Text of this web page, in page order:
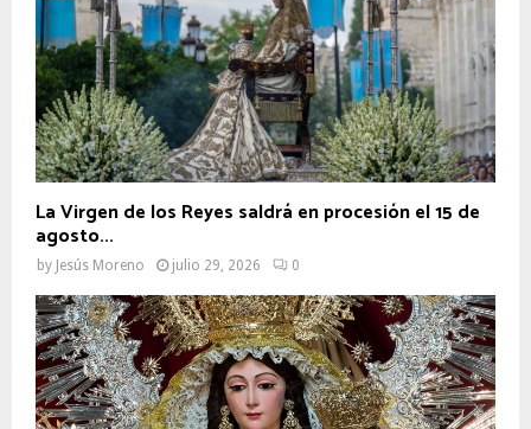
La Virgen de los Reyes saldrá en procesión el 15 de
agosto...
by Jesús Moreno julio 29, 2026 0